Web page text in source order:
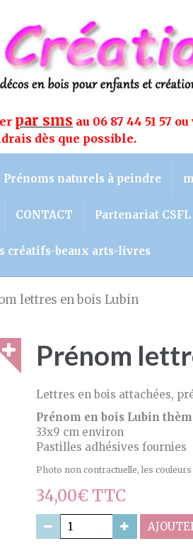
par sms au 06 87 44 51 57
dès que possible.
Prénoms naturels à peindre
CONTACT Partenariat CSFL
créatifs-beaux arts-livres
lettres en bois Lubin
Prénom
Lettres en bois attachées,
Prénom en bois Lubin
33x9 cm environ
Pastilles adhésives fournies
Photo non contractuelle, les
34,00€ TTC